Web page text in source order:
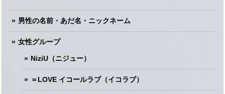
男性の名前・あだ名・ニックネーム
女性グループ
NiziU（ニジュー）
＝LOVE イコールラブ（イコラブ）